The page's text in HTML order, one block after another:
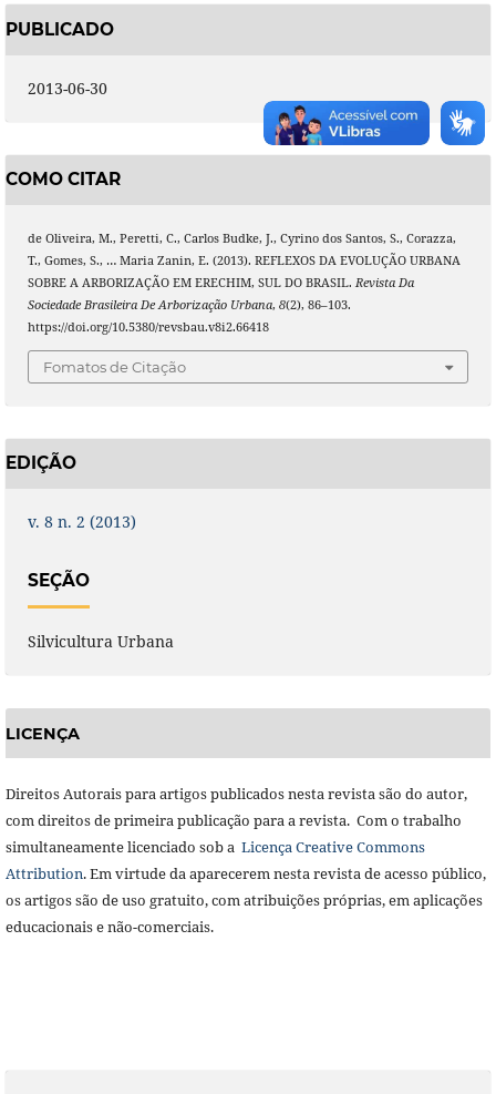
PUBLICADO
2013-06-30
COMO CITAR
de Oliveira, M., Peretti, C., Carlos Budke, J., Cyrino dos Santos, S., Corazza,
T., Gomes, S., … Maria Zanin, E. (2013). REFLEXOS DA EVOLUÇÃO URBANA
SOBRE A ARBORIZAÇÃO EM ERECHIM, SUL DO BRASIL. Revista Da
Sociedade Brasileira De Arborização Urbana, 8(2), 86–103.
https://doi.org/10.5380/revsbau.v8i2.66418
Fomatos de Citação
EDIÇÃO
v. 8 n. 2 (2013)
SEÇÃO
Silvicultura Urbana
LICENÇA
Direitos Autorais para artigos publicados nesta revista são do autor,
com direitos de primeira publicação para a revista. Com o trabalho
simultaneamente licenciado sob a Licença Creative Commons
Attribution. Em virtude da aparecerem nesta revista de acesso público,
os artigos são de uso gratuito, com atribuições próprias, em aplicações
educacionais e não-comerciais.